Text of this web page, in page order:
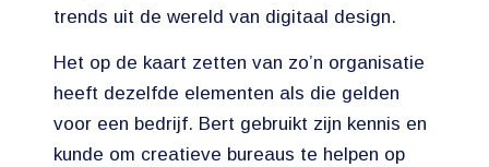
trends uit de wereld van digitaal design.
Het op de kaart zetten van zo’n organisatie
heeft dezelfde elementen als die gelden
voor een bedrijf. Bert gebruikt zijn kennis en
kunde om creatieve bureaus te helpen op